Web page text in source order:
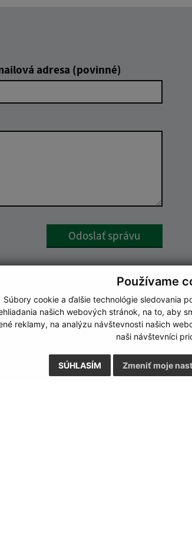
Používame
Súbory cookie a ďalšie technológie sledovania
našich webových stránok, na to, aby
reklamy, na analýzu návštevnosti našich
naši návštevníci
SÚHLASÍM Zmeniť moje
adresa (povinné)
Odoslať správu